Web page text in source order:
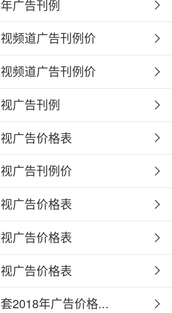
广告刊例
频道广告刊例价
频道广告刊例价
广告刊例
广告价格表
广告刊例价
广告价格表
广告价格表
广告价格表
2018年广告价格...